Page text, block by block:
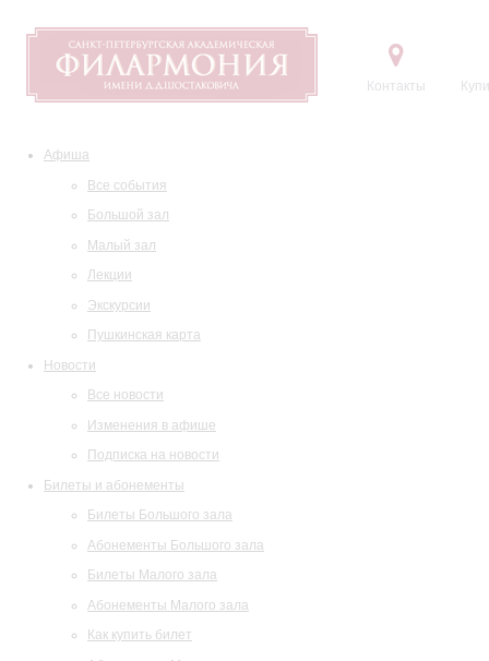
Контакты
Афиша
Все события
Большой зал
Малый зал
Лекции
Экскурсии
Пушкинская карта
Новости
Все новости
Изменения в афише
Подписка на новости
Билеты и абонементы
Билеты Большого зала
Абонементы Большого зала
Билеты Малого зала
Абонементы Малого зала
Как купить билет